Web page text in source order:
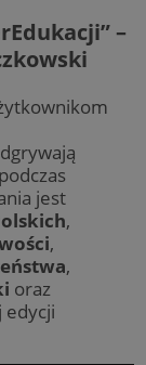
–
jest
,
,
,
oraz
edycji